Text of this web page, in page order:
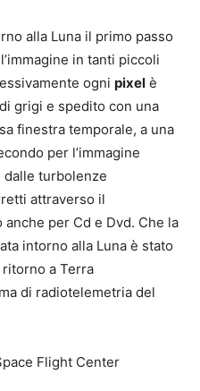
alla Luna il primo passo
in tanti piccoli
ogni pixel è
grigi e spedito con una
finestra temporale, a una
per l’immagine
turbolenze
attraverso il
anche per Cd e Dvd. Che la
intorno alla Luna è stato
a Terra
di radiotelemetria del
Flight Center